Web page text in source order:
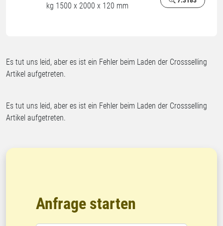
kg 1500 x 2000 x 120 mm
Es tut uns leid, aber es ist ein Fehler beim Laden der Crossselling
Artikel aufgetreten.
Es tut uns leid, aber es ist ein Fehler beim Laden der Crossselling
Artikel aufgetreten.
Anfrage starten